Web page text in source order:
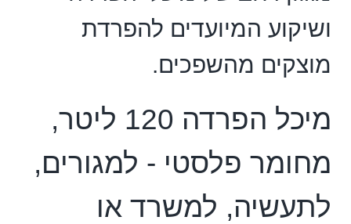
ושיקוע המיועדים להפרדת
מוצקים מהשפכים.
מיכל הפרדה 120 ליטר,
מחומר פלסטי - למגורים,
לתעשיה, למשרד או